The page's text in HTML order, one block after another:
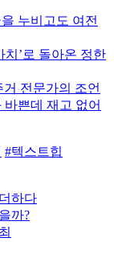
누비고도 여전
’로 돌아온 정한
전문가의 조언
쁜데 재고 없어
#텍스트힙
하다
까?